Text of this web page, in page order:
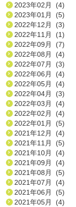
2023年02月 (4)
2023年01月 (5)
2022年12月 (3)
2022年11月 (1)
2022年09月 (7)
2022年08月 (4)
2022年07月 (3)
2022年06月 (4)
2022年05月 (4)
2022年04月 (3)
2022年03月 (4)
2022年02月 (4)
2022年01月 (5)
2021年12月 (4)
2021年11月 (5)
2021年10月 (4)
2021年09月 (4)
2021年08月 (5)
2021年07月 (4)
2021年06月 (5)
2021年05月 (4)